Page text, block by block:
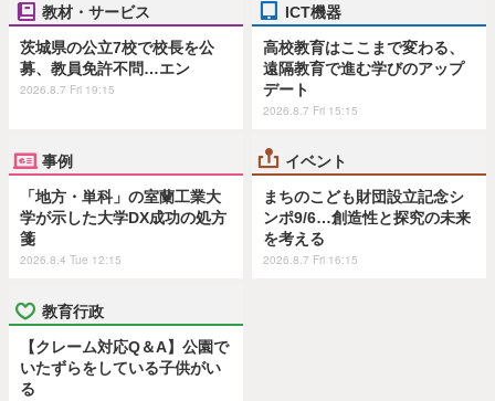
教材・サービス
茨城県の公立7校で校長を公
募、教員免許不問…エン
2026.8.7 Fri 19:15
ICT機器
高校教育はここまで変わる、
遠隔教育で進む学びのアップ
デート
2026.8.7 Fri 15:15
事例
「地方・単科」の室蘭工業大
学が示した大学DX成功の処方
箋
2026.8.4 Tue 12:15
イベント
まちのこども財団設立記念シ
ンポ9/6…創造性と探究の未来
を考える
2026.8.7 Fri 16:15
教育行政
【クレーム対応Q＆A】公園で
いたずらをしている子供がい
る